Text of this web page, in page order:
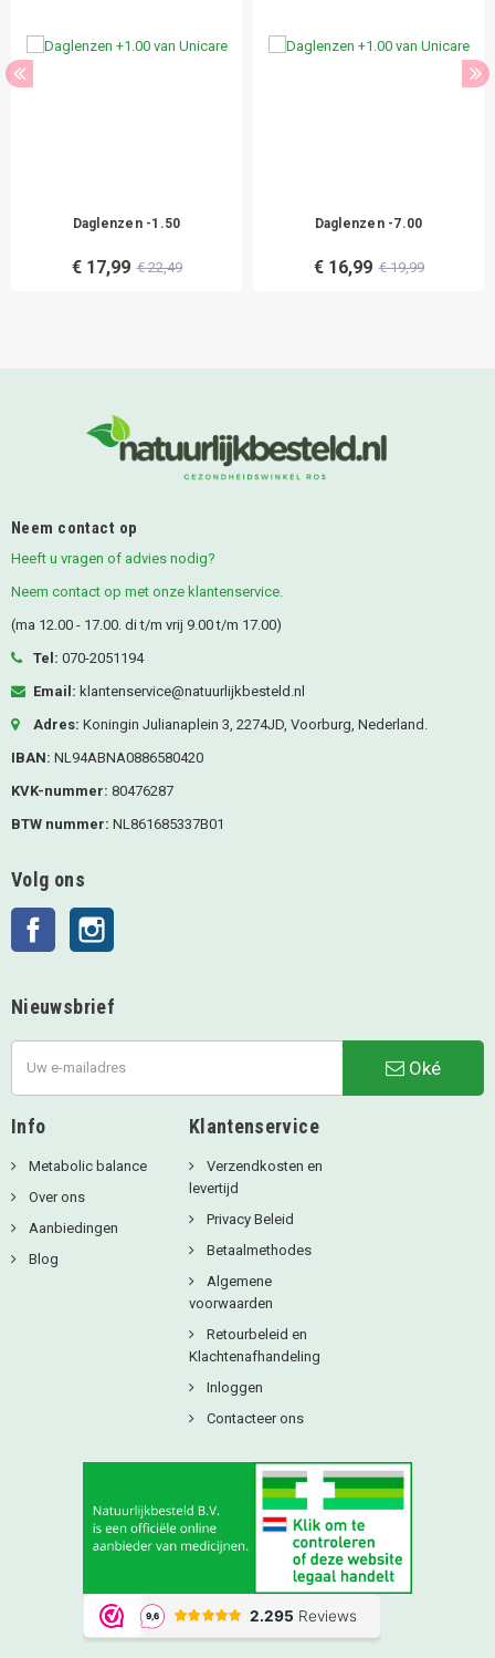
Daglenzen -1.50
€ 17,99 € 22,49
Daglenzen -7.00
€ 16,99 € 19,99
Neem contact op
Heeft u vragen of advies nodig?
Neem contact op met onze klantenservice.
(ma 12.00 - 17.00. di t/m vrij 9.00 t/m 17.00)
Tel: 070-2051194
Email: klantenservice@natuurlijkbesteld.nl
Adres: Koningin Julianaplein 3, 2274JD, Voorburg, Nederland.
IBAN: NL94ABNA0886580420
KVK-nummer: 80476287
BTW nummer: NL861685337B01
Volg ons
Facebook
Nieuwsbrief
Oké
Info
Metabolic balance
Over ons
Aanbiedingen
Blog
Klantenservice
Verzendkosten en
levertijd
Privacy Beleid
Betaalmethodes
Algemene
voorwaarden
Retourbeleid en
Klachtenafhandeling
Inloggen
Contacteer ons